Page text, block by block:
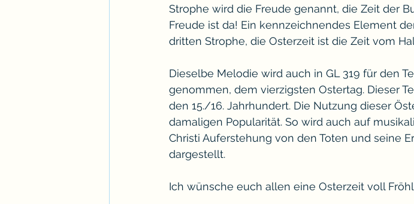
Strophe wird die Freude genannt, die Zeit der
Freude ist da! Ein kennzeichnendes Element
dritten Strophe, die Osterzeit ist die Zeit vom
Dieselbe Melodie wird auch in GL 319 für den
genommen, dem vierzigsten Ostertag. Dieser
den 15./16. Jahrhundert. Die Nutzung dieser
damaligen Popularität. So wird auch auf
Christi Auferstehung von den Toten und seine
dargestellt.
Ich wünsche euch allen eine Osterzeit voll